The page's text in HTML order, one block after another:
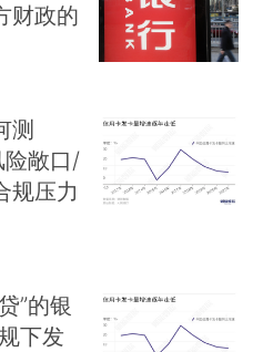
财政的
测
险敞口/
规压力
”的银
下发